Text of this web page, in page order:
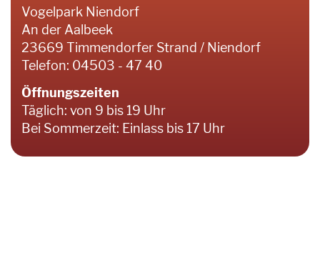
Vogelpark Niendorf
An der Aalbeek
23669 Timmendorfer Strand / Niendorf
Telefon: 04503 - 47 40
Öffnungszeiten
Täglich: von 9 bis 19 Uhr
Bei Sommerzeit: Einlass bis 17 Uhr